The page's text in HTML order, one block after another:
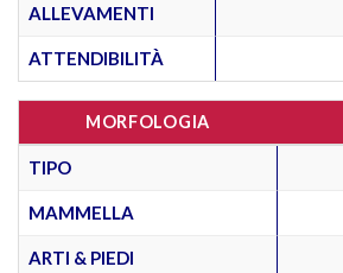
ALLEVAMENTI
ATTENDIBILITÀ
MORFOLOGIA
TIPO
MAMMELLA
ARTI & PIEDI